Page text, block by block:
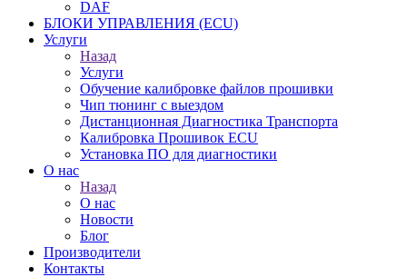
DAF
БЛОКИ УПРАВЛЕНИЯ (ECU)
Услуги
Назад
Услуги
Обучение калибровке файлов прошивки
Чип тюнинг с выездом
Дистанционная Диагностика Транспорта
Калибровка Прошивок ECU
Установка ПО для диагностики
О нас
Назад
О нас
Новости
Блог
Производители
Контакты